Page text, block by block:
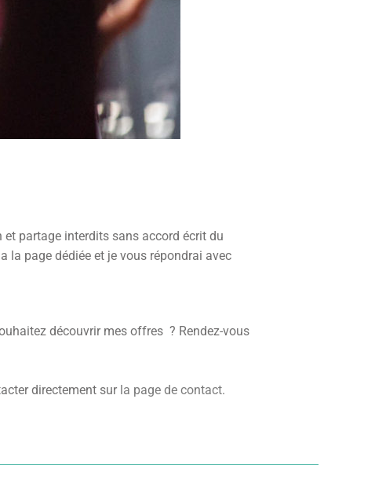
partage interdits sans accord écrit du
la page dédiée et je vous répondrai avec
découvrir mes offres ? Rendez-vous
directement sur la page de contact.